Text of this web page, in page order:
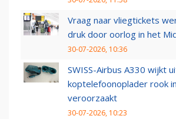
Vraag naar vliegtickets
druk door oorlog in het
30-07-2026, 10:36
SWISS-Airbus A330 wijkt
koptelefoonoplader rook
veroorzaakt
30-07-2026, 10:23